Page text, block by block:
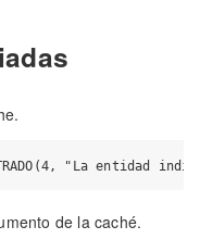
de la caché.